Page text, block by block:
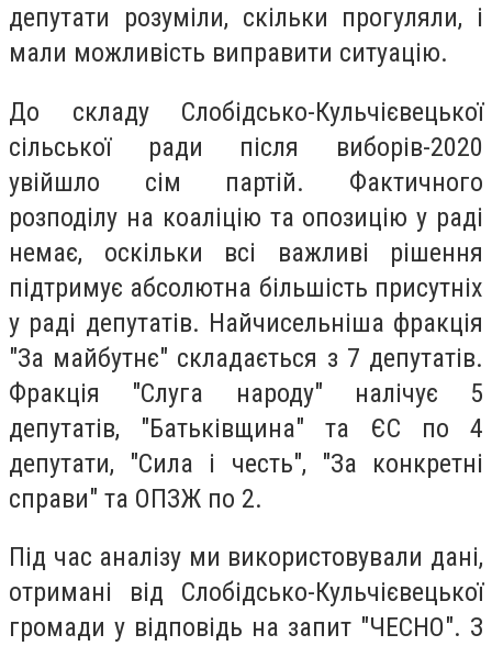
депутати розуміли, скільки прогуляли, і
мали можливість виправити ситуацію.
До складу Слобідсько-Кульчієвецької
сільської ради після виборів-2020
увійшло сім партій. Фактичного
розподілу на коаліцію та опозицію у раді
немає, оскільки всі важливі рішення
підтримує абсолютна більшість присутніх
у раді депутатів. Найчисельніша фракція
"За майбутнє" складається з 7 депутатів.
Фракція "Слуга народу" налічує 5
депутатів, "Батьківщина" та ЄС по 4
депутати, "Сила і честь", "За конкретні
справи" та ОПЗЖ по 2.
Під час аналізу ми використовували дані,
отримані від Слобідсько-Кульчієвецької
громади у відповідь на запит "ЧЕСНО". З